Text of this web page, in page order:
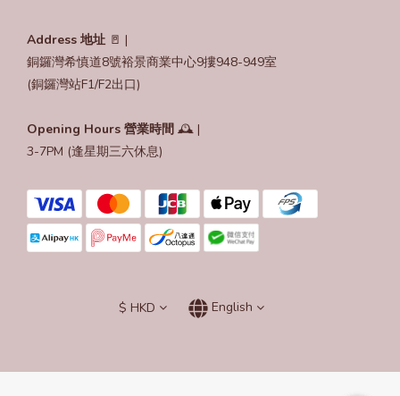
Address 地址 🚪 |
銅鑼灣希慎道8號裕景商業中心9摟948-949室
(銅鑼灣站F1/F2出口)
Opening Hours 營業時間 🕰️ |
3-7PM (逢星期三六休息)
$ HKD English